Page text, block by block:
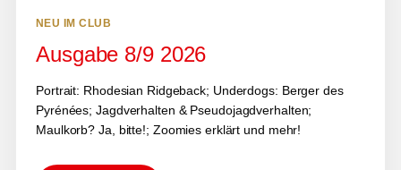
NEU IM CLUB
Ausgabe 8/9 2026
Portrait: Rhodesian Ridgeback; Underdogs: Berger des
Pyrénées; Jagdverhalten & Pseudojagdverhalten;
Maulkorb? Ja, bitte!; Zoomies erklärt und mehr!